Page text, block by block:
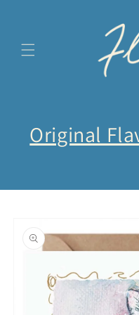
Original
informazioni
sul prodotto